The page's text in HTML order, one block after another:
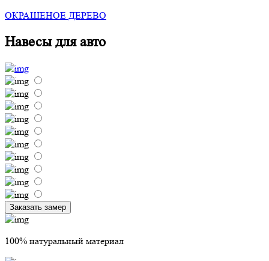
ОКРАШЕНОЕ ДЕРЕВО
Навесы для авто
Заказать замер
100% натуральный материал